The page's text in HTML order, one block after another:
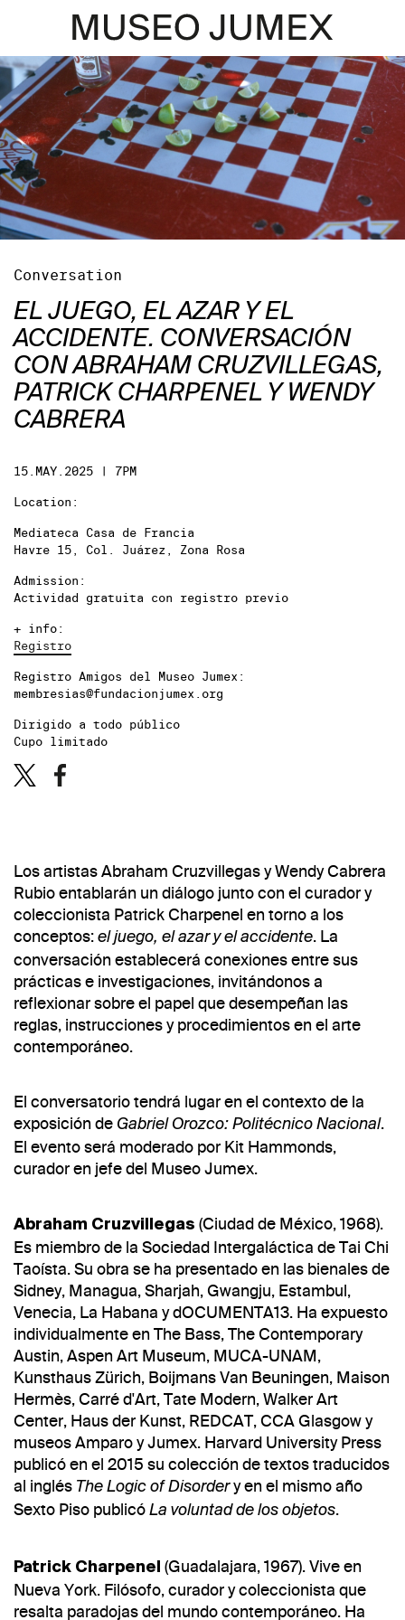
Conversation
EL JUEGO, EL AZAR Y EL
ACCIDENTE. CONVERSACIÓN
CON ABRAHAM CRUZVILLEGAS,
PATRICK CHARPENEL Y WENDY
CABRERA
15.MAY.2025 | 7PM
Location:
Mediateca Casa de Francia
Havre 15, Col. Juárez, Zona Rosa
Admission:
Actividad gratuita con registro previo
+ info:
Registro
Registro Amigos del Museo Jumex:
membresias@fundacionjumex.org
Dirigido a todo público
Cupo limitado
Los artistas Abraham Cruzvillegas y Wendy Cabrera
Rubio entablarán un diálogo junto con el curador y
coleccionista Patrick Charpenel en torno a los
conceptos: el juego, el azar y el accidente. La
conversación establecerá conexiones entre sus
prácticas e investigaciones, invitándonos a
reflexionar sobre el papel que desempeñan las
reglas, instrucciones y procedimientos en el arte
contemporáneo.
El conversatorio tendrá lugar en el contexto de la
exposición de Gabriel Orozco: Politécnico Nacional.
El evento será moderado por Kit Hammonds,
curador en jefe del Museo Jumex.
Abraham Cruzvillegas (Ciudad de México, 1968).
Es miembro de la Sociedad Intergaláctica de Tai Chi
Taoísta. Su obra se ha presentado en las bienales de
Sidney, Managua, Sharjah, Gwangju, Estambul,
Venecia, La Habana y dOCUMENTA13. Ha expuesto
individualmente en The Bass, The Contemporary
Austin, Aspen Art Museum, MUCA-UNAM,
Kunsthaus Zürich, Boijmans Van Beuningen, Maison
Hermès, Carré d'Art, Tate Modern, Walker Art
Center, Haus der Kunst, REDCAT, CCA Glasgow y
museos Amparo y Jumex. Harvard University Press
publicó en el 2015 su colección de textos traducidos
al inglés The Logic of Disordery en el mismo año
Sexto Piso publicó La voluntad de los objetos.
Patrick Charpenel (Guadalajara, 1967). Vive en
Nueva York. Filósofo, curador y coleccionista que
resalta paradojas del mundo contemporáneo. Ha